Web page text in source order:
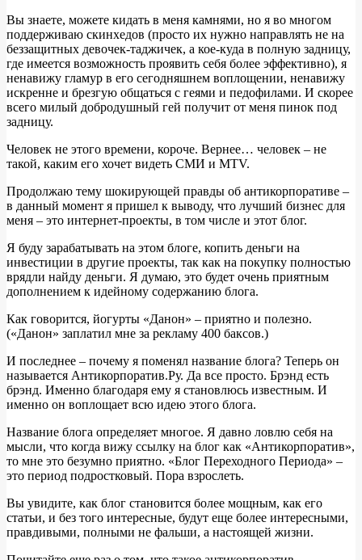
Вы знаете, можете кидать в меня камнями, но я во многом
поддерживаю скинхедов (просто их нужно направлять не на
беззащитных девочек-таджичек, а кое-куда в полную задницу,
где имеется возможность проявить себя более эффективно), я
ненавижу гламур в его сегодняшнем воплощении, ненавижу
искренне и брезгую общаться с геями и педофилами. И скорее
всего милый добродушный гей получит от меня пинок под
задницу.
Человек не этого времени, короче. Вернее… человек – не
такой, каким его хочет видеть СМИ и MTV.
Продолжаю тему шокирующей правды об антикорпоративе –
в данный момент я пришел к выводу, что лучший бизнес для
меня – это интернет-проекты, в том числе и этот блог.
Я буду зарабатывать на этом блоге, копить деньги на
инвестиции в другие проекты, так как на покупку полностью
врядли найду деньги. Я думаю, это будет очень приятным
дополнением к идейному содержанию блога.
Как говорится, йогурты «Данон» – приятно и полезно.
(«Данон» заплатил мне за рекламу 400 баксов.)
И последнее – почему я поменял название блога? Теперь он
называется Антикорпоратив.Ру. Да все просто. Брэнд есть
брэнд. Именно благодаря ему я становлюсь известным. И
именно он воплощает всю идею этого блога.
Название блога определяет многое. Я давно ловлю себя на
мысли, что когда вижу ссылку на блог как «Антикорпоратив»,
то мне это безумно приятно. «Блог Переходного Периода» –
это период подростковый. Пора взрослеть.
Вы увидите, как блог становится более мощным, как его
статьи, и без того интересные, будут еще более интересными,
правдивыми, полными не фальши, а настоящей жизни.